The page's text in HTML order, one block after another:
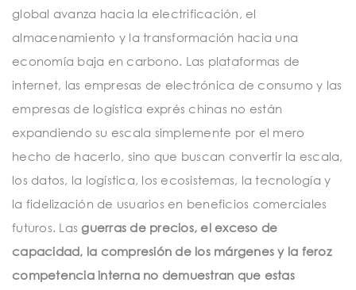
global avanza hacia la electrificación, el
almacenamiento y la transformación hacia una
economía baja en carbono. Las plataformas de
internet, las empresas de electrónica de consumo y las
empresas de logística exprés chinas no están
expandiendo su escala simplemente por el mero
hecho de hacerlo, sino que buscan convertir la escala,
los datos, la logística, los ecosistemas, la tecnología y
la fidelización de usuarios en beneficios comerciales
futuros. Lasguerras de precios, el exceso de
capacidad, la compresión de los márgenes y la feroz
competencia interna no demuestran que estas